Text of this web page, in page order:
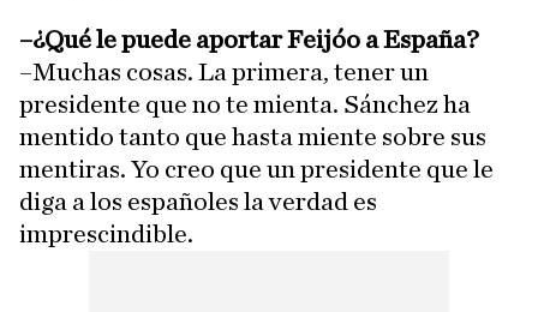
–¿Qué le puede aportar Feijóo a España?
–Muchas cosas. La primera, tener un
presidente que no te mienta. Sánchez ha
mentido tanto que hasta miente sobre sus
mentiras. Yo creo que un presidente que le
diga a los españoles la verdad es
imprescindible.